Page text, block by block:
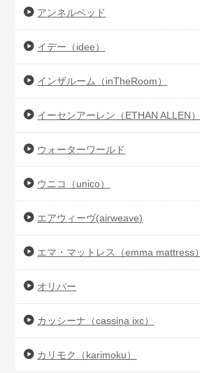
アンネルベッド
イデー（idee）
インザルーム（inTheRoom）
イーセンアーレン（ETHAN ALLEN）
ウォーターワールド
ウニコ（unico）
エアウィーヴ(airweave)
エマ・マットレス（emma mattress）
オリバー
カッシーナ（cassina ixc）
カリモク（karimoku）